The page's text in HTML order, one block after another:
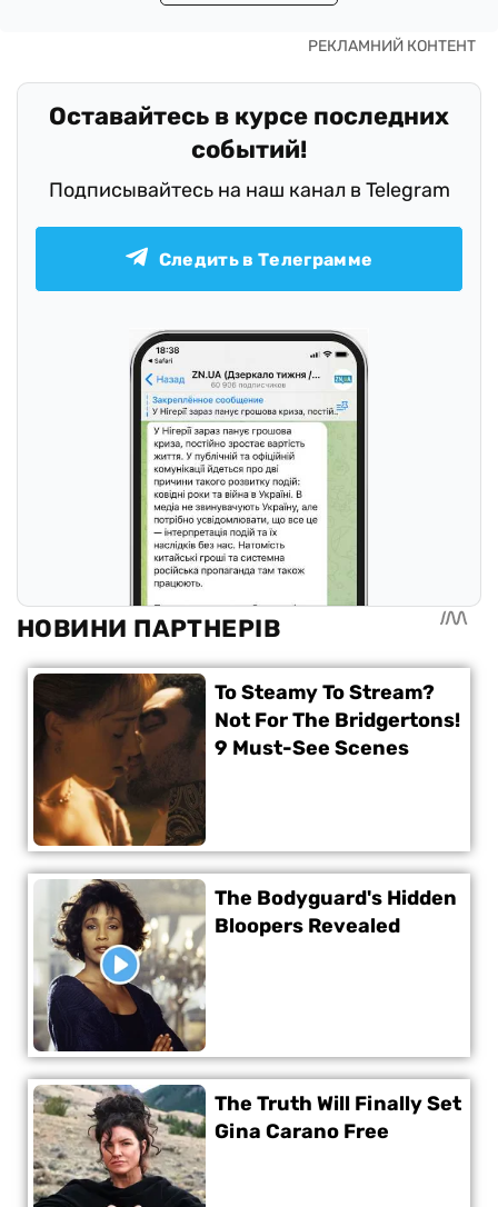
Оставайтесь в курсе последних
событий!
Подписывайтесь на наш канал в Telegram
Следить в Телеграмме